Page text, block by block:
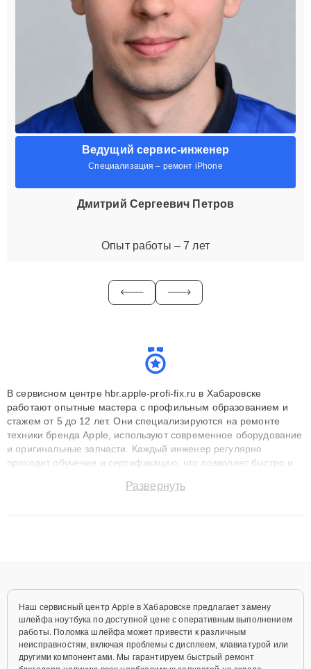
Ведущий сервис-инженер
Специализация – ремонт iPhone
Дмитрий Сергеевич Петров
Опыт работы – 7 лет
В сервисном центре hbr.apple-profi-fix.ru в Хабаровске
работают опытные мастера с профильным образованием и
стажем от 5 до 12 лет. Они специализируются на ремонте
техники бренда Apple, используют современное оборудование
и оригинальные запчасти. Каждый инженер регулярно
проходит обучение и сертификацию, что позволяет быстро и
сохранением гарантии до 3 лет. Наши мастера решают
Развернуть
Наш сервисный центр Apple в Хабаровске предлагает замену
шлейфа ноутбука по доступной цене с оперативным выполнением
работы. Поломка шлейфа может привести к различным
неисправностям, включая проблемы с дисплеем, клавиатурой или
другими компонентами. Мы гарантируем быстрый ремонт